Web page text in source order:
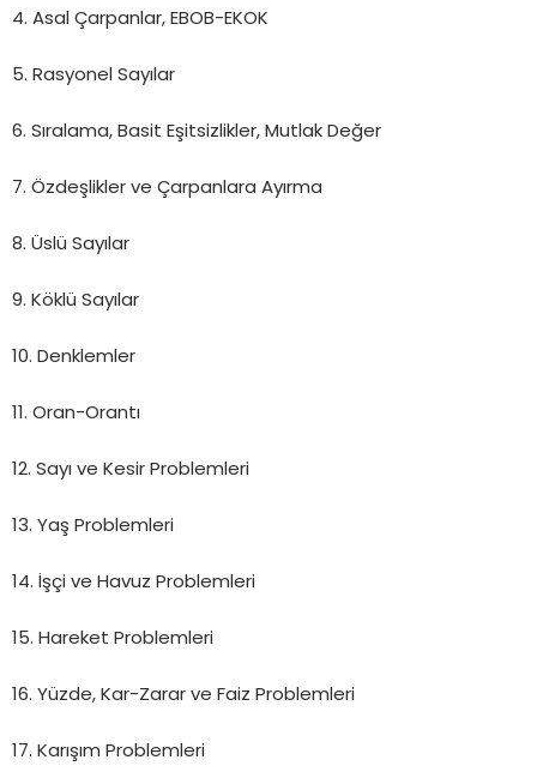
4. Asal Çarpanlar, EBOB-EKOK
5. Rasyonel Sayılar
6. Sıralama, Basit Eşitsizlikler, Mutlak Değer
7. Özdeşlikler ve Çarpanlara Ayırma
8. Üslü Sayılar
9. Köklü Sayılar
10. Denklemler
11. Oran-Orantı
12. Sayı ve Kesir Problemleri
13. Yaş Problemleri
14. İşçi ve Havuz Problemleri
15. Hareket Problemleri
16. Yüzde, Kar-Zarar ve Faiz Problemleri
17. Karışım Problemleri